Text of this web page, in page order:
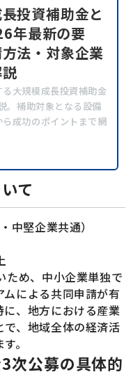
投資補助金と
年最新の要
法・対象企業
大規模成長投資補助金
。補助対象となる設備
成功のポイントまで網
て
中堅企業共通）
ため、中小企業単独で
による共同申請が有
、地方における産業
、地域全体の経済活
。
次公募の具体的